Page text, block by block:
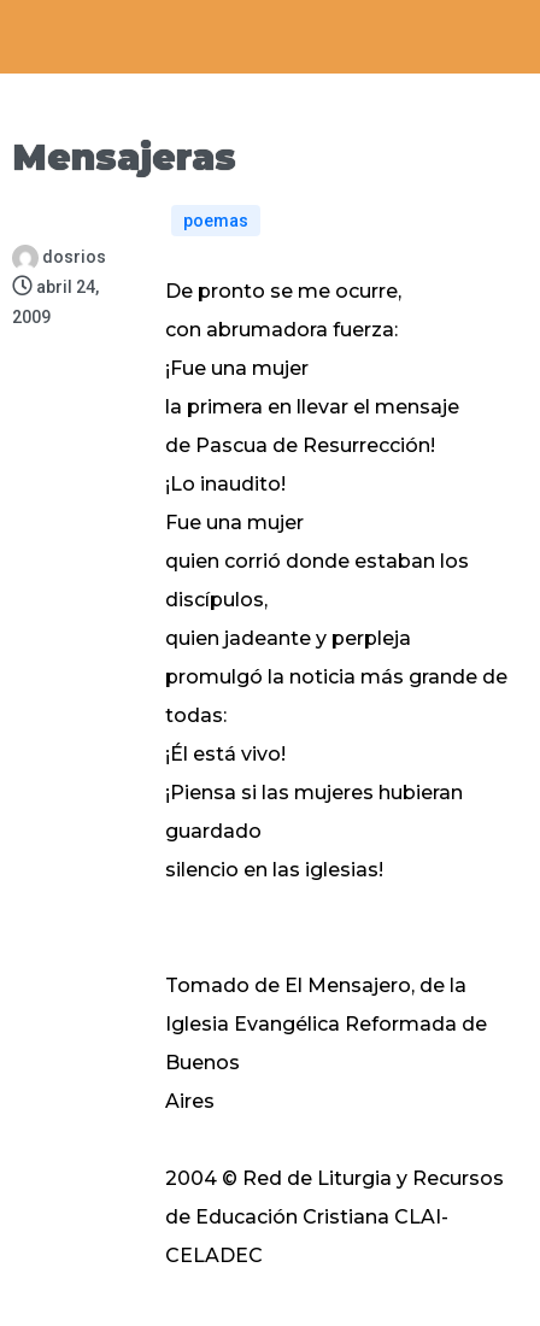
Mensajeras
dosrios
abril 24,
2009
poemas
De pronto se me ocurre,
con abrumadora fuerza:
¡Fue una mujer
la primera en llevar el mensaje
de Pascua de Resurrección!
¡Lo inaudito!
Fue una mujer
quien corrió donde estaban los
discípulos,
quien jadeante y perpleja
promulgó la noticia más grande de
todas:
¡Él está vivo!
¡Piensa si las mujeres hubieran
guardado
silencio en las iglesias!
Tomado de El Mensajero, de la
Iglesia Evangélica Reformada de
Buenos
Aires
2004 © Red de Liturgia y Recursos
de Educación Cristiana CLAI-
CELADEC